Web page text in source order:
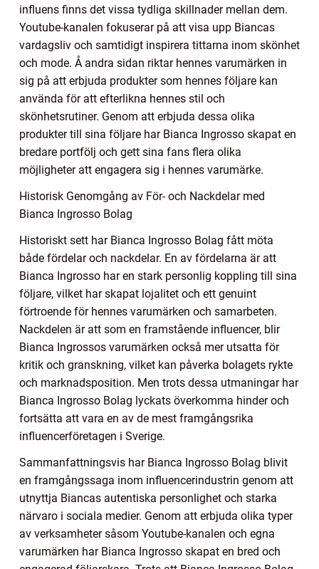
influens finns det vissa tydliga skillnader mellan dem.
Youtube-kanalen fokuserar på att visa upp Biancas
vardagsliv och samtidigt inspirera tittarna inom skönhet
och mode. Å andra sidan riktar hennes varumärken in
sig på att erbjuda produkter som hennes följare kan
använda för att efterlikna hennes stil och
skönhetsrutiner. Genom att erbjuda dessa olika
produkter till sina följare har Bianca Ingrosso skapat en
bredare portfölj och gett sina fans flera olika
möjligheter att engagera sig i hennes varumärke.
Historisk Genomgång av För- och Nackdelar med
Bianca Ingrosso Bolag
Historiskt sett har Bianca Ingrosso Bolag fått möta
både fördelar och nackdelar. En av fördelarna är att
Bianca Ingrosso har en stark personlig koppling till sina
följare, vilket har skapat lojalitet och ett genuint
förtroende för hennes varumärken och samarbeten.
Nackdelen är att som en framstående influencer, blir
Bianca Ingrossos varumärken också mer utsatta för
kritik och granskning, vilket kan påverka bolagets rykte
och marknadsposition. Men trots dessa utmaningar har
Bianca Ingrosso Bolag lyckats överkomma hinder och
fortsätta att vara en av de mest framgångsrika
influencerföretagen i Sverige.
Sammanfattningsvis har Bianca Ingrosso Bolag blivit
en framgångssaga inom influencerindustrin genom att
utnyttja Biancas autentiska personlighet och starka
närvaro i sociala medier. Genom att erbjuda olika typer
av verksamheter såsom Youtube-kanalen och egna
varumärken har Bianca Ingrosso skapat en bred och